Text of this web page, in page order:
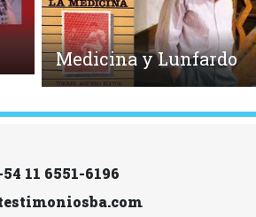
Medicina y Lunfardo
11 6551-6196